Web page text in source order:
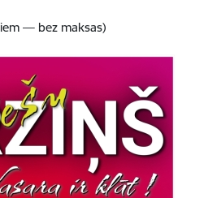
— bez maksas)